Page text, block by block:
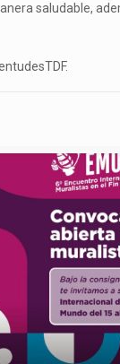
saludable,